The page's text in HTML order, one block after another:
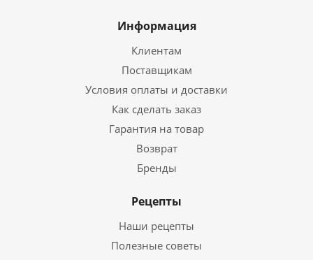
Информация
Клиентам
Поставщикам
Условия оплаты и доставки
Как сделать заказ
Гарантия на товар
Возврат
Бренды
Рецепты
Наши рецепты
Полезные советы